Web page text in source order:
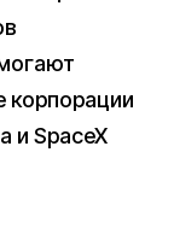
корпорации
и SpaceX